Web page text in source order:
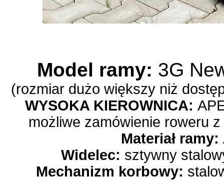
Model ramy: 3G
(rozmiar dużo większy niż
WYSOKA KIEROWNICA:
możliwe zamówienie roweru
Materiał ramy:
Widelec: sztywny
Mechanizm korbowy: